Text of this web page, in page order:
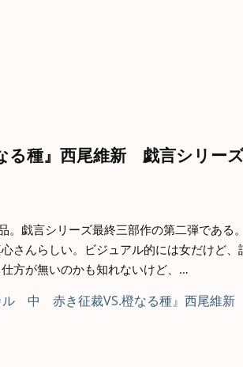
種』西尾維新 戯言シリー
戯言シリーズ最終三部作の第二弾である
さんらしい。ビジュアル的には女だけど、
方が無いのかも知れないけど、…